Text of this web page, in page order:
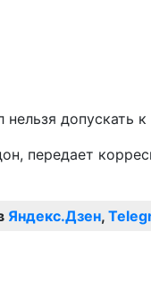
допускать
передает
Яндекс.Дзен,